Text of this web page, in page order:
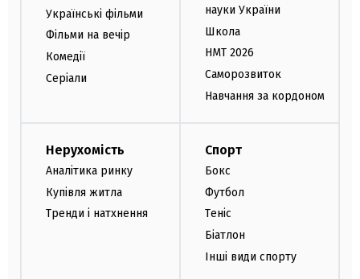
Українські фільми
Фільми на вечір
Комедії
Серіали
науки України
Школа
НМТ 2026
Саморозвиток
Навчання за кордоном
Нерухомість
Аналітика ринку
Купівля житла
Тренди і натхнення
Спорт
Бокс
Футбол
Теніс
Біатлон
Інші види спорту